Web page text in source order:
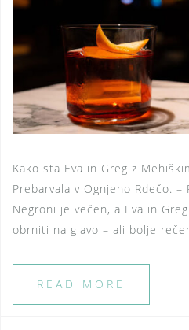
Kako sta Eva in Greg z
Prebarvala v Ognjeno Rdečo.
Negroni je večen, a Eva in
obrniti na glavo – ali bolje
READ MORE